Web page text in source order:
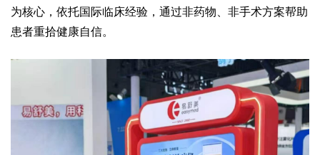
为核心，依托国际临床经验，通过非药物、非手术方案帮助
患者重拾健康自信。